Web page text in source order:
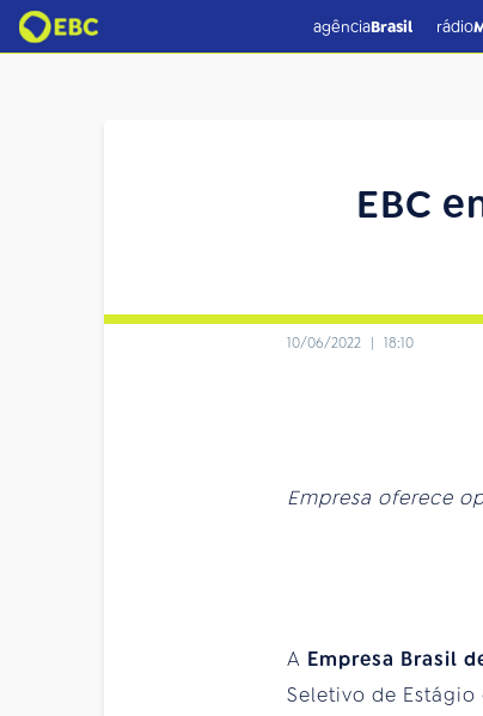
agênciaBrasil rádio
EBC
10/06/2022 | 18:10
Empresa oferece
A Empresa Brasil
Seletivo de